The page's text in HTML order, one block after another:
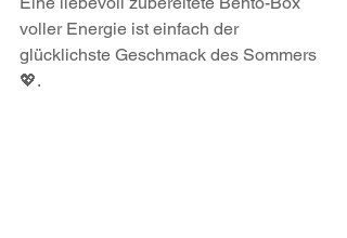
voller Energie ist einfach der
glücklichste Geschmack des Sommers
💖.